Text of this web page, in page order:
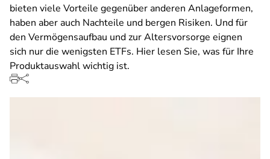
bieten viele Vorteile gegenüber anderen Anlageformen,
haben aber auch Nachteile und bergen Risiken. Und für
den Vermögensaufbau und zur Altersvorsorge eignen
sich nur die wenigsten ETFs. Hier lesen Sie, was für Ihre
Produktauswahl wichtig ist.